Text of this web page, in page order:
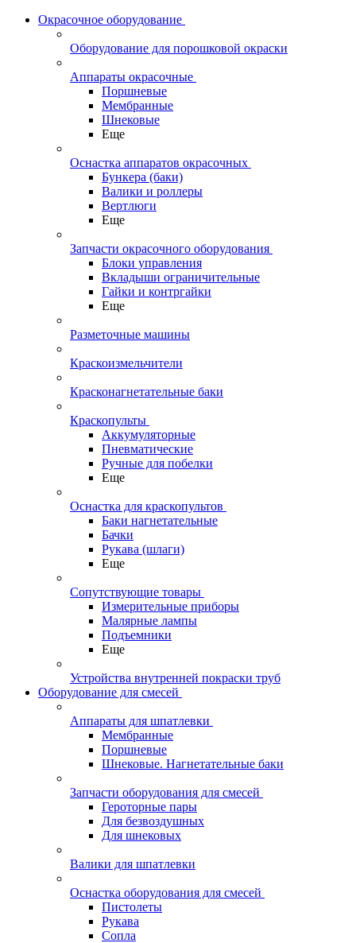
Окрасочное оборудование
Оборудование для порошковой окраски
Аппараты окрасочные
Поршневые
Мембранные
Шнековые
Еще
Оснастка аппаратов окрасочных
Бункера (баки)
Валики и роллеры
Вертлюги
Еще
Запчасти окрасочного оборудования
Блоки управления
Вкладыши ограничительные
Гайки и контргайки
Еще
Разметочные машины
Краскоизмельчители
Красконагнетательные баки
Краскопульты
Аккумуляторные
Пневматические
Ручные для побелки
Еще
Оснастка для краскопультов
Баки нагнетательные
Бачки
Рукава (шлаги)
Еще
Сопутствующие товары
Измерительные приборы
Малярные лампы
Подъемники
Еще
Устройства внутренней покраски труб
Оборудование для смесей
Аппараты для шпатлевки
Мембранные
Поршневые
Шнековые. Нагнетательные баки
Запчасти оборудования для смесей
Героторные пары
Для безвоздушных
Для шнековых
Валики для шпатлевки
Оснастка оборудования для смесей
Пистолеты
Рукава
Сопла